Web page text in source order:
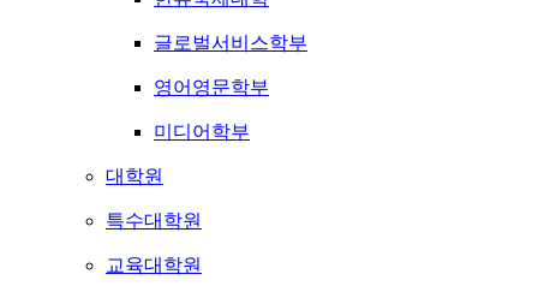
글로벌서비스학부
영어영문학부
미디어학부
대학원
특수대학원
교육대학원